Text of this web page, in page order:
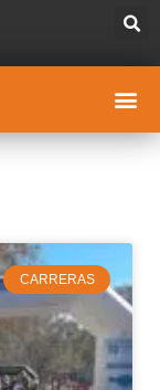
CARRERAS